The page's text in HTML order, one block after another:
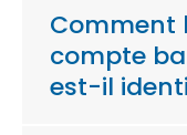
Comment
compte
est-il